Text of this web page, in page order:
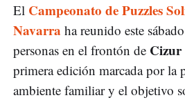
El Campeonato de Puzzles
Navarra ha reunido este
personas en el frontón de
primera edición marcada por la
ambiente familiar y el objetivo